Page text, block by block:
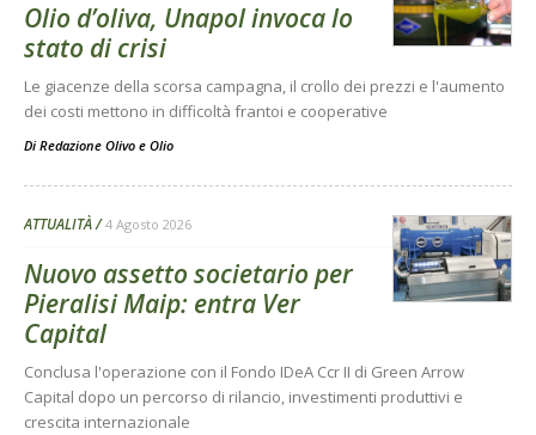
Olio d’oliva, Unapol invoca lo
stato di crisi
Le giacenze della scorsa campagna, il crollo dei prezzi e l'aumento
dei costi mettono in difficoltà frantoi e cooperative
Di Redazione Olivo e Olio
ATTUALITÀ 4 Agosto 2026
Nuovo assetto societario per
Pieralisi Maip: entra Ver
Capital
Conclusa l'operazione con il Fondo IDeA Ccr II di Green Arrow
Capital dopo un percorso di rilancio, investimenti produttivi e
crescita internazionale